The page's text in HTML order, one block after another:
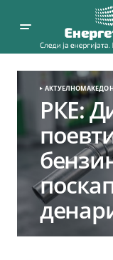
АКТУЕЛНО
РКЕ: